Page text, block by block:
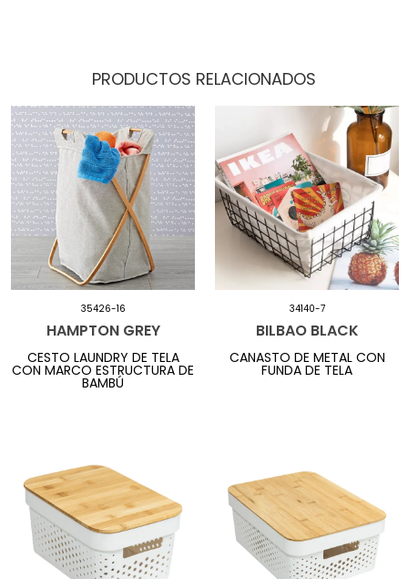
PRODUCTOS RELACIONADOS
35426-16
HAMPTON GREY
CESTO LAUNDRY DE TELA
CON MARCO ESTRUCTURA DE
BAMBÚ
34140-7
BILBAO BLACK
CANASTO DE METAL CON
FUNDA DE TELA